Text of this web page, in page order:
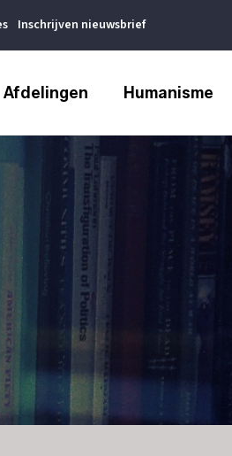
Inschrijven nieuwsbrief
Afdelingen Humanisme